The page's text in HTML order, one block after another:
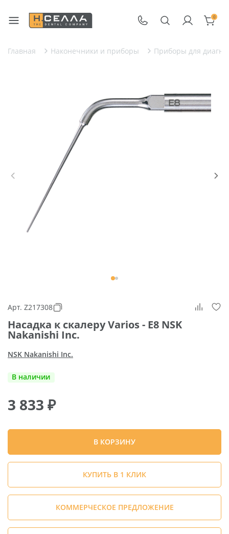
0
Главная Наконечники и приборы Приборы для
Арт. Z217308
Насадка к скалеру Varios - E8 NSK
Nakanishi Inc.
NSK Nakanishi Inc.
В наличии
3 833 ₽
В КОРЗИНУ
КУПИТЬ В 1 КЛИК
КОММЕРЧЕСКОЕ ПРЕДЛОЖЕНИЕ